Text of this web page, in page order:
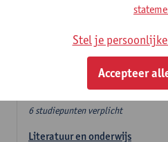
Verplicht algemeen
Deze 6 verplichte studiepunten
domeincomponent van een van
Verplicht algemeen
6 studiepunten verplicht
Literatuur en onderwijs
Stel je
Accepteer